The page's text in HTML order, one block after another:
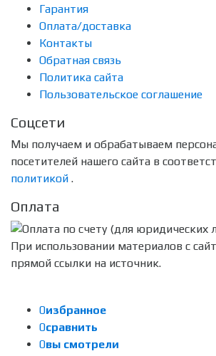
Гарантия
Оплата/доставка
Контакты
Обратная связь
Политика сайта
Пользовательское соглашение
Соцсети
Мы получаем и обрабатываем
посетителей нашего сайта в
политикой .
Оплата
При использовании материалов с
прямой ссылки на источник.
0избранное
0сравнить
0вы смотрели